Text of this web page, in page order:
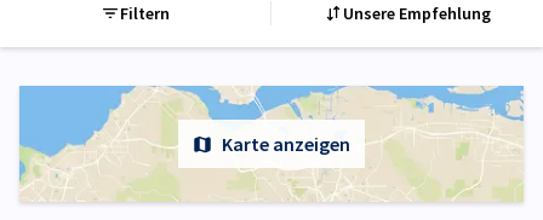
Filtern Unsere Empfehlung
Karte anzeigen